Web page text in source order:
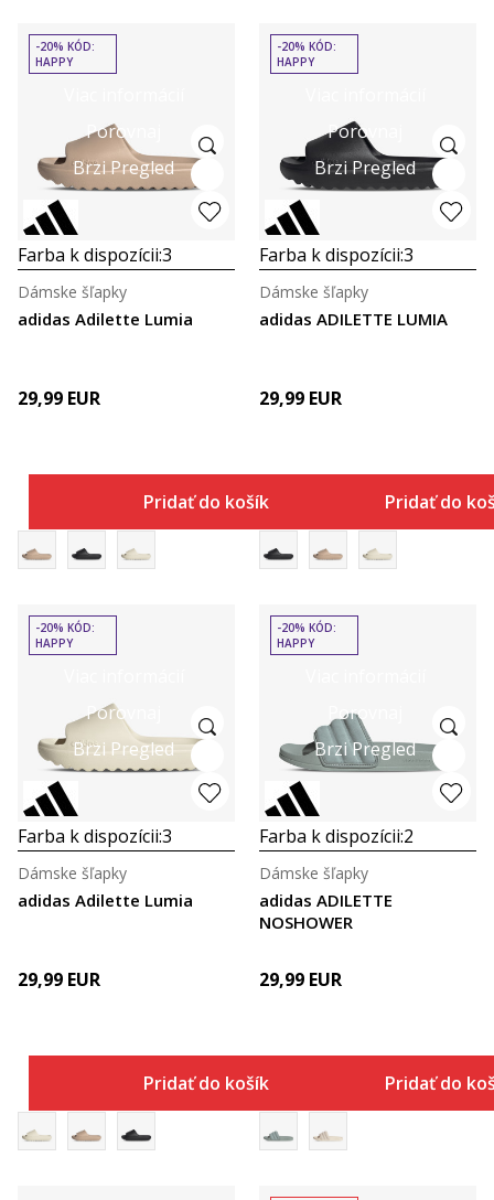
Porovnaj
Brzi Pregled
-20% KÓD:
HAPPY
Farba k dispozícii:3
adidas Adilette Lumia
Dámske šľapky
29,99 EUR
Pridať do košíka
Porovnaj
Brzi Pregled
-20% KÓD:
HAPPY
Farba k dispozícii:3
adidas ADILETTE LUMIA
Dámske šľapky
29,99 EUR
Pridať do
Porovnaj
Brzi Pregled
-20% KÓD:
HAPPY
Farba k dispozícii:3
adidas Adilette Lumia
Dámske šľapky
29,99 EUR
Pridať do košíka
Porovnaj
Brzi Pregled
-20% KÓD:
HAPPY
Farba k dispozícii:2
adidas ADILETTE
NOSHOWER
Dámske šľapky
29,99 EUR
Pridať do